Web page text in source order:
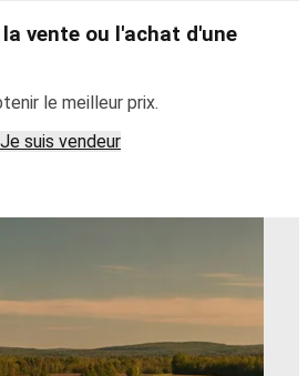
vente ou l'achat d'une
le meilleur prix.
Je suis vendeur